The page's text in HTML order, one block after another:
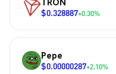
$0.328887+0.30%
Pepe
$0.00000287+2.10%